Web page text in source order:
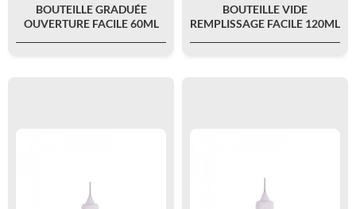
BOUTEILLE GRADUÉE
OUVERTURE FACILE 60ML
BOUTEILLE VIDE
REMPLISSAGE FACILE 120ML